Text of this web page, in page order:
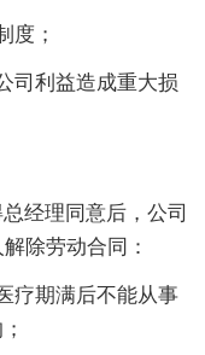
度；
司利益造成重大损
经理同意后，公司
除劳动合同：
疗期满后不能从事